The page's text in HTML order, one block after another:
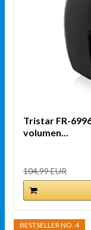
Tristar FR-
volumen...
104,99 EUR
BESTSELLER NO. 4